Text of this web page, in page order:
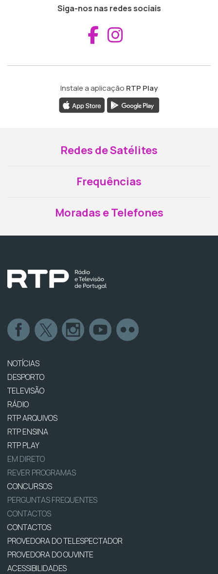
Siga-nos nas redes sociais
Aceder ao
Instale a aplicação RTP Play
Redes de Satélites
Frequências
Moradas e Telefones
NOTÍCIAS
DESPORTO
TELEVISÃO
RÁDIO
RTP ARQUIVOS
RTP ENSINA
RTP PLAY
EM DIRETO
REVER PROGRAMAS
CONCURSOS
PERGUNTAS FREQUENTES
CONTACTOS
CONTACTOS
PROVEDORA DO TELESPECTADOR
PROVEDORA DO OUVINTE
ACESSIBILIDADES